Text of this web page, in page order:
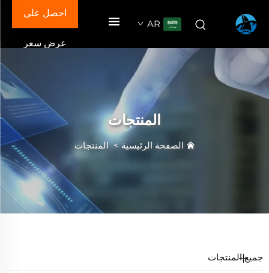
AR
احصل على
عرض سعر
المنتجات
الصفحة الرئيسية>المنتجات
جميع المنتجات